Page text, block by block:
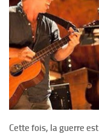
Cette fois, la guerre